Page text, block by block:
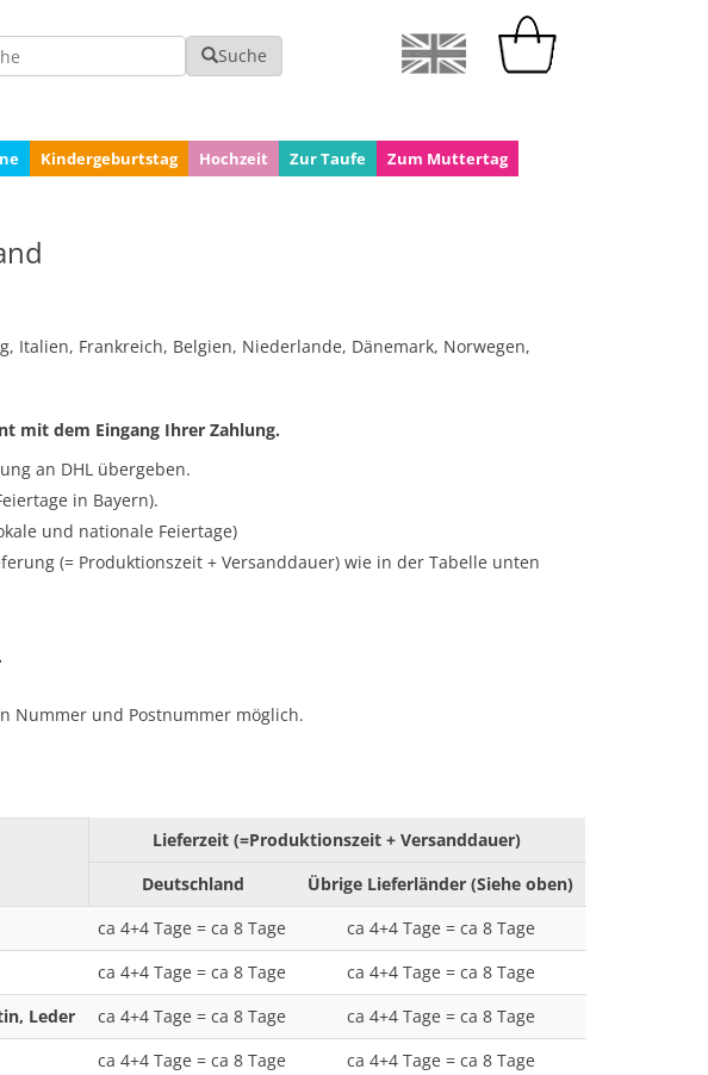
Suche
Kindergeburtstag Hochzeit Zur Taufe
Zum Muttertag
Italien, Frankreich, Belgien, Niederlande, Dänemark, Norwegen,
mit dem Eingang Ihrer Zahlung.
an DHL übergeben.
in Bayern).
und nationale Feiertage)
(= Produktionszeit + Versanddauer) wie in der Tabelle unten
Nummer und Postnummer möglich.
Lieferzeit (=Produktionszeit + Versanddauer)
Deutschland
Übrige Lieferländer (Siehe oben)
ca4+4 Tage = ca8 Tage ca 4+4 Tage = ca 8Tage
ca4+4 Tage = ca8 Tage ca 4+4 Tage = ca 8Tage
Leder
ca4+4 Tage = ca8 Tage ca 4+4 Tage = ca 8Tage
ca4+4 Tage = ca8 Tage ca 4+4 Tage = ca 8Tage